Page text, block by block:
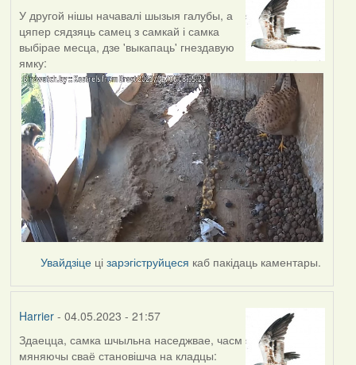
У другой нішы начавалі шызыя галубы, а
цяпер сядзяць самец з самкай і самка
выбірае месца, дзе 'выкапаць' гнездавую
ямку:
Увайдзіце цізарэгіструйцеся каб пакідаць каментары.
Harrier- 04.05.2023 - 21:57
Здаецца, самка шчыльна наседжвае, часм
мяняючы сваё становішча на кладцы: